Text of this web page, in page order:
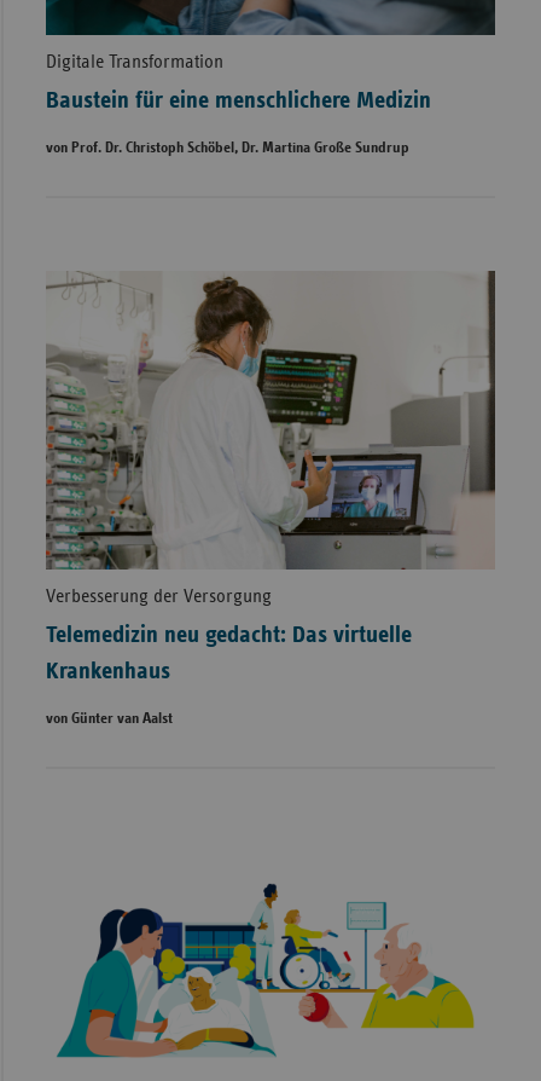
Digitale Transformation
Baustein für eine menschlichere Medizin
von Prof. Dr. Christoph Schöbel, Dr. Martina Große Sundrup
Verbesserung der Versorgung
Telemedizin neu gedacht: Das virtuelle
Krankenhaus
von Günter van Aalst